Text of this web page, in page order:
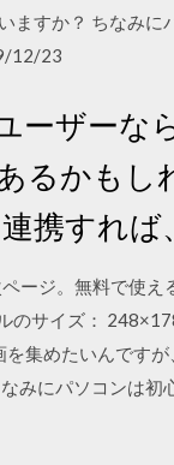
ますか？ ちなみ
12/23
ーザー
るかもし
携すれば
ージ。無料で使
のサイズ：
集めたいんです
みにパソコンは